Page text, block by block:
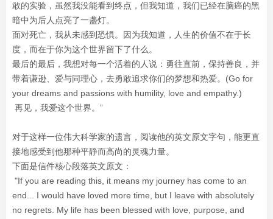
敢的实验，虽然我没能看到终点，但我知道，我们已经在脑癌的黑
暗中为后人点亮了一盏灯。
面对死亡，我从未感到恐惧。因为我知道，人生的价值不在于长
度，而在于你为这个世界留下了什么。
最后的最后，我想对每一个活着的人说：勇往直前，保持善良，并
带着谦逊、爱与同理心，去勇敢追求你们的梦想和热爱。(Go for
your dreams and passions with humility, love and empathy.)
再见，我爱这个世界。”
对于这样一位伟大科学家的遗言，阅读他的英文原文字句，能更直
接地感受到他那种平静而高尚的灵魂力量。
下面是信件核心段落英文原文：
"If you are reading this, it means my journey has come to an
end... I would have loved more time, but I leave with absolutely
no regrets. My life has been blessed with love, purpose, and